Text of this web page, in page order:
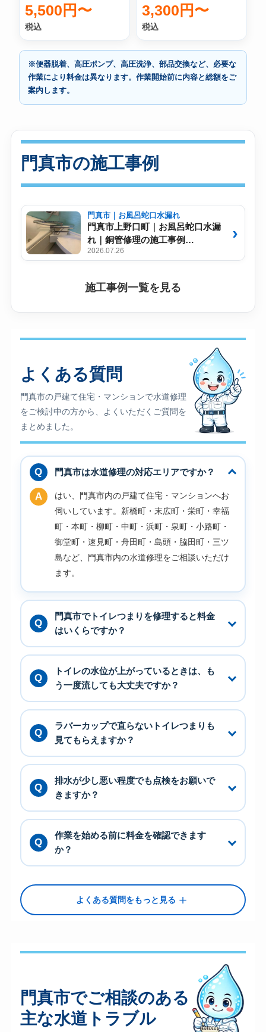
5,500円〜
税込
3,300円〜
税込
※便器脱着、高圧ポンプ、高圧洗浄、部品交換など、必要な
作業により料金は異なります。作業開始前に内容と総額をご
案内します。
門真市の施工事例
門真市｜お風呂蛇口水漏れ
門真市上野口町｜お風呂蛇口水漏
れ｜銅管修理の施工事例
【No.002】
2026.07.26
施工事例一覧を見る
よくある質問
門真市の戸建て住宅・マンションで水道修理
をご検討中の方から、よくいただくご質問を
まとめました。
門真市は水道修理の対応エリアですか？
はい、門真市内の戸建て住宅・マンションへお
伺いしています。新橋町・末広町・栄町・幸福
町・本町・柳町・中町・浜町・泉町・小路町・
御堂町・速見町・舟田町・島頭・脇田町・三ツ
島など、門真市内の水道修理をご相談いただけ
ます。
門真市でトイレつまりを修理すると料金
はいくらですか？
トイレの水位が上がっているときは、も
う一度流しても大丈夫ですか？
ラバーカップで直らないトイレつまりも
見てもらえますか？
排水が少し悪い程度でも点検をお願いで
きますか？
作業を始める前に料金を確認できます
か？
よくある質問をもっと見る ＋
門真市でご相談のある
主な水道トラブル